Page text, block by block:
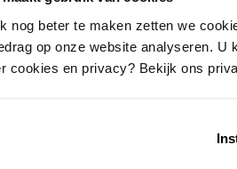
nog beter te maken zetten we
op onze website analyseren.
cookies en privacy? Bekijk ons